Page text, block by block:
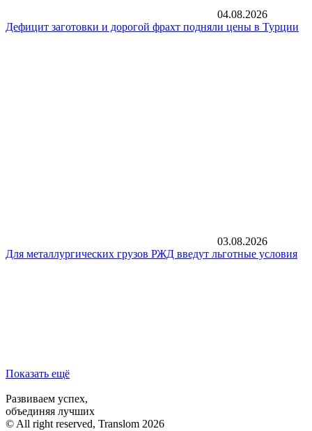
04.08.2026
Дефицит заготовки и дорогой фрахт подняли цены в Турции
03.08.2026
Для металлургических грузов РЖД введут льготные условия
Показать ещё
Развиваем успех,
объединяя лучших
© All right reserved, Translom 2026